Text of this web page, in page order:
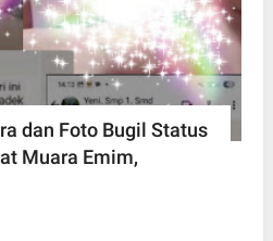
dan Foto Bugil Status
Muara Emim,